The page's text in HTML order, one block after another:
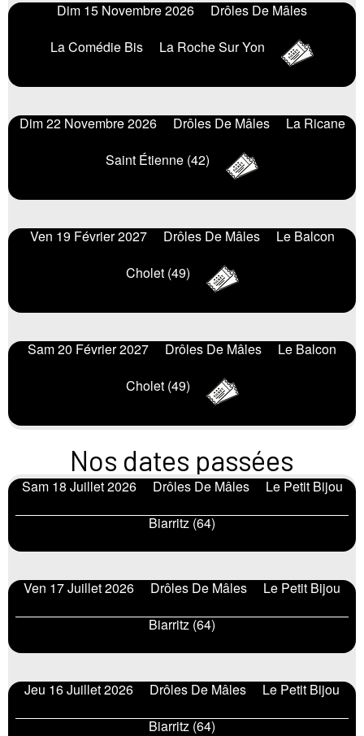
Dim 15 Novembre 2026
Drôles De Mâles
La Comédie Bis
La Roche Sur Yon
Dim 22 Novembre 2026 Drôles De Mâles
La Ricane
Saint Étienne (42)
Ven 19 Février 2027 Drôles De Mâles
Le Balcon
Cholet (49)
Sam 20 Février 2027 Drôles De Mâles
Le Balcon
Cholet (49)
Nos dates passées
Sam 18 Juillet 2026 Drôles De Mâles
Le Petit Bijou
Biarritz (64)
Ven 17 Juillet 2026 Drôles De Mâles
Le Petit Bijou
Biarritz (64)
Jeu 16 Juillet 2026 Drôles De Mâles
Le Petit Bijou
Biarritz (64)